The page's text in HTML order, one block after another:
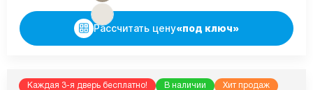
Рассчитать цену«под ключ»
Каждая 3-я дверь бесплатно! В наличии Хит продаж